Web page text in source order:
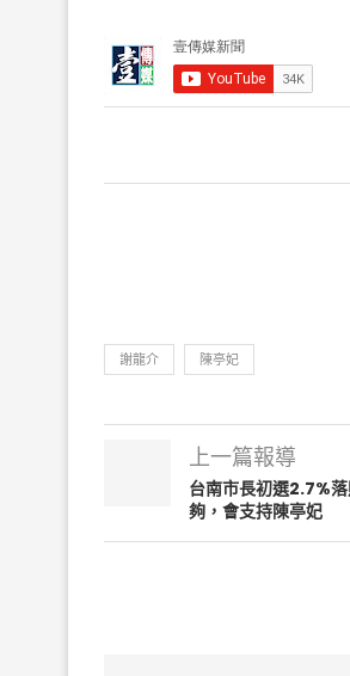
謝龍介 陳亭妃
上一篇報導
台南市長初選2.7%
夠，會支持陳亭妃